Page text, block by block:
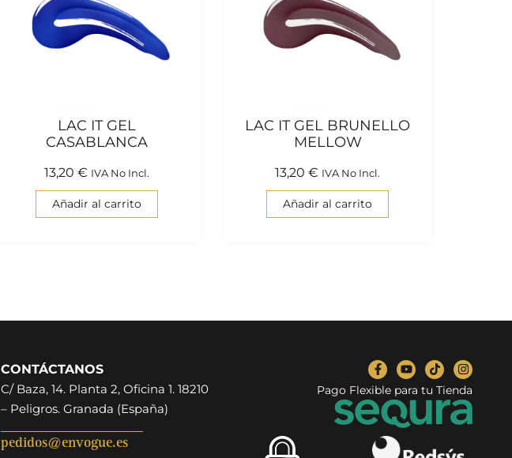
LAC IT GEL
CASABLANCA
13,20 € IVA No Incl.
Añadir al carrito
LAC IT GEL BRUNELLO
MELLOW
13,20€ IVA No Incl.
Añadir al carrito
CONTÁCTANOS
C/ Baza, 14. Planta 2, Oficina 1. 18210
– Peligros. Granada (España)
pedidos@envogue.es
Pago Flexible para tu Tienda